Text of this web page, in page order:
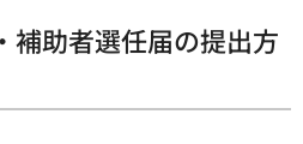
補助者選任届の提出方